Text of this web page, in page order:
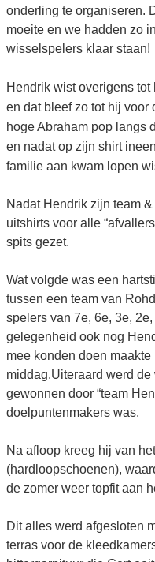
onderling te organiseren.
moeite en we hadden zo
wisselspelers klaar staan!
Hendrik wist overigens
en dat bleef zo tot hij voor
hoge Abraham pop langs
en nadat op zijn shirt
familie aan kwam lopen
Nadat Hendrik zijn team
uitshirts voor alle
spits gezet.
Wat volgde was een
tussen een team van
spelers van 7e, 6e, 3e,
gelegenheid ook nog
mee konden doen
middag.Uiteraard werd
gewonnen door “team
doelpuntenmakers was.
Na afloop kreeg hij van
(hardloopschoenen),
de zomer weer topfit aan
Dit alles werd afgesloten
terras voor de